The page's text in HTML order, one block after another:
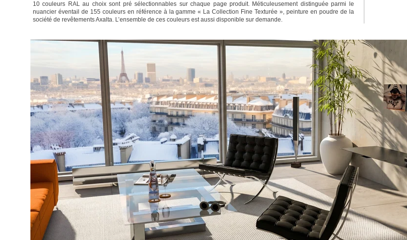
10 couleurs RAL au choix sont pré sélectionnables sur chaque page produit. Méticuleusement distinguée parmi le
nuancier éventail de 155 couleurs en référence à la gamme « La Collection Fine Texturée », peinture en poudre de la
société de revêtements Axalta. L’ensemble de ces couleurs est aussi disponible sur demande.